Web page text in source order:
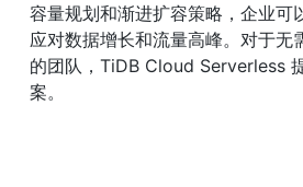
容量规划和渐进扩容策略，企业可
应对数据增长和流量高峰。对于无
的团队，TiDB Cloud Serverless
案。